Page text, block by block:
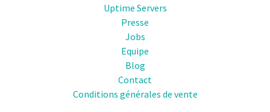
Uptime Servers
Presse
Jobs
Equipe
Blog
Contact
Conditions générales de vente